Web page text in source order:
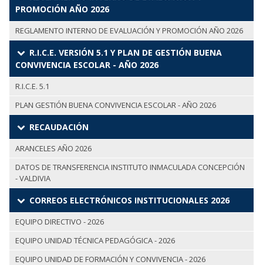
PROMOCIÓN AÑO 2026
REGLAMENTO INTERNO DE EVALUACIÓN Y PROMOCIÓN AÑO 2026
R.I.C.E. VERSIÓN 5.1 Y PLAN DE GESTIÓN BUENA
CONVIVENCIA ESCOLAR - AÑO 2026
R.I.C.E. 5.1
PLAN GESTIÓN BUENA CONVIVENCIA ESCOLAR - AÑO 2026
RECAUDACIÓN
ARANCELES AÑO 2026
DATOS DE TRANSFERENCIA INSTITUTO INMACULADA CONCEPCIÓN
- VALDIVIA
CORREOS ELECTRÓNICOS INSTITUCIONALES 2026
EQUIPO DIRECTIVO - 2026
EQUIPO UNIDAD TÉCNICA PEDAGÓGICA - 2026
EQUIPO UNIDAD DE FORMACIÓN Y CONVIVENCIA - 2026